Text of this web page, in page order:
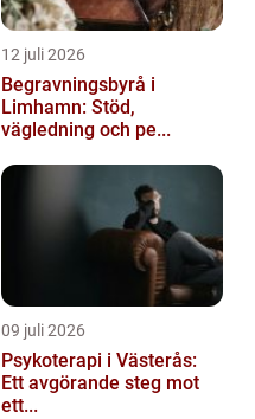
12 juli 2026
Begravningsbyrå i
Limhamn: Stöd,
vägledning och pe...
09 juli 2026
Psykoterapi i Västerås:
Ett avgörande steg mot
ett...